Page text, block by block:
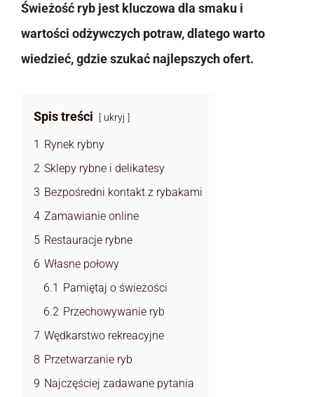
Świeżość ryb jest kluczowa dla smaku i
wartości odżywczych potraw, dlatego warto
wiedzieć, gdzie szukać najlepszych ofert.
Spis treści ukryj
1
Rynek rybny
2 Sklepy rybne i delikatesy
3 Bezpośredni kontakt z rybakami
4 Zamawianie online
5 Restauracje rybne
6 Własne połowy
6.1
Pamiętaj o świeżości
6.2 Przechowywanie ryb
7 Wędkarstwo rekreacyjne
8 Przetwarzanie ryb
9 Najczęściej zadawane pytania